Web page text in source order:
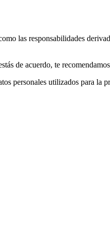
las responsabilidades
de acuerdo, te
personales utilizados para la